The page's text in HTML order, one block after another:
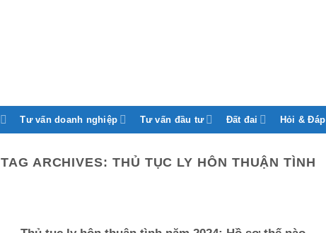
Tư vấn doanh nghiệp Tư vấn đầu tư Đất đai Hỏi & Đáp
TAG ARCHIVES: THỦ TỤC LY HÔN THUẬN TÌNH